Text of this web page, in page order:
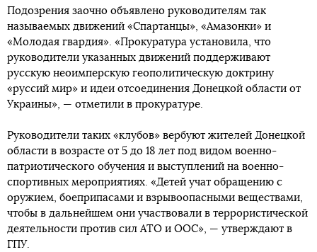
Подозрения заочно объявлено руководителям так
называемых движений «Спартанцы», «Амазонки» и
«Молодая гвардия». «Прокуратура установила, что
руководители указанных движений поддерживают
русскую неоимперскую геополитическую доктрину
«руссий мир» и идеи отсоединения Донецкой области от
Украины», — отметили в прокуратуре.
Руководители таких «клубов» вербуют жителей Донецкой
области в возрасте от 5 до 18 лет под видом военно-
патриотического обучения и выступлений на военно-
спортивных мероприятиях. «Детей учат обращению с
оружием, боеприпасами и взрывоопасными веществами,
чтобы в дальнейшем они участвовали в террористической
деятельности против сил АТО и ООС», — утверждают в
ГПУ.